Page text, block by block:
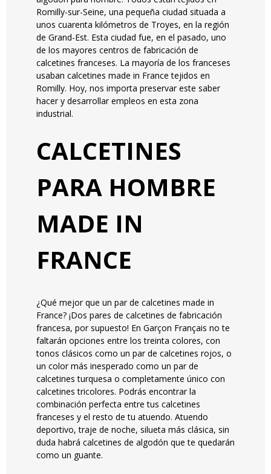
Romilly-sur-Seine, una pequeña ciudad situada a
unos cuarenta kilómetros de Troyes, en la región
de Grand-Est. Esta ciudad fue, en el pasado, uno
de los mayores centros de fabricación de
calcetines franceses. La mayoría de los franceses
usaban calcetines made in France tejidos en
Romilly. Hoy, nos importa preservar este saber
hacer y desarrollar empleos en esta zona
industrial.
CALCETINES
PARA HOMBRE
MADE IN
FRANCE
¿Qué mejor que un par de calcetines made in
France? ¡Dos pares de calcetines de fabricación
francesa, por supuesto! En Garçon Français no te
faltarán opciones entre los treinta colores, con
tonos clásicos como un par de calcetines rojos, o
un color más inesperado como un par de
calcetines turquesa o completamente único con
calcetines tricolores. Podrás encontrar la
combinación perfecta entre tus calcetines
franceses y el resto de tu atuendo. Atuendo
deportivo, traje de noche, silueta más clásica, sin
duda habrá calcetines de algodón que te quedarán
como un guante.